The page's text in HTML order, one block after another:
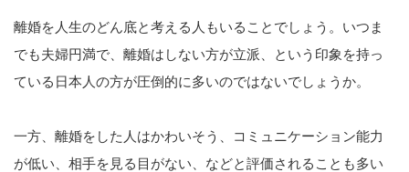
離婚を人生のどん底と考える人もいることでしょう。いつま
でも夫婦円満で、離婚はしない方が立派、という印象を持っ
ている日本人の方が圧倒的に多いのではないでしょうか。
一方、離婚をした人はかわいそう、コミュニケーション能力
が低い、相手を見る目がない、などと評価されることも多い